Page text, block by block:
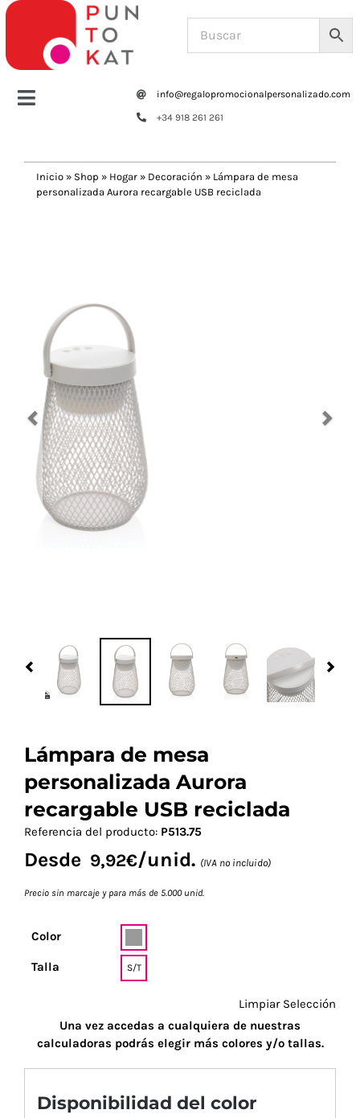
Saltar
contenido
Toggle
Tazas y botellas
Navidad 🎄 Invierno
Tecnología
Más Regalos
info@regalopromocionalpersonalizado.com
+34 918 261 261
Inicio » Shop » Hogar » Decoración » Lámpara de mesa
personalizada Aurora recargable USB reciclada
Previous
Lámpara de mesa
personalizada Aurora
recargable USB reciclada
Referencia del producto: P513.75
Desde 9,92€/unid. (IVA no incluido)
Precio sin marcaje y para más de 5.000 unid.
Color
Talla S/T
Limpiar Selección
Una vez accedas a cualquiera de nuestras
calculadoras podrás elegir más colores y/o tallas.
Disponibilidad del color